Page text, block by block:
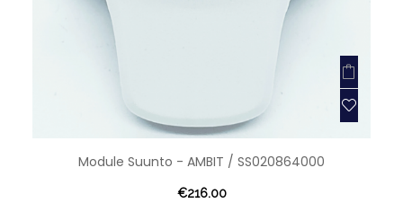
Module Suunto - AMBIT / SS020864000
€216.00